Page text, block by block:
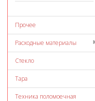
Прочее
Расходные материалы
Стекло
Тара
Техника поломоечная